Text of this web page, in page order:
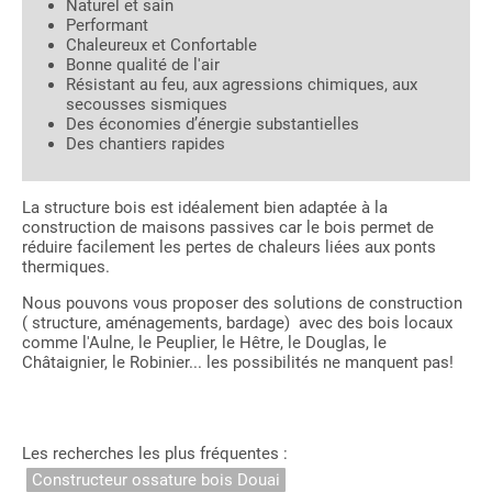
Naturel et sain
Performant
Chaleureux et Confortable
Bonne qualité de l'air
Résistant au feu, aux agressions chimiques, aux
secousses sismiques
Des économies d’énergie substantielles
Des chantiers rapides
La structure bois est idéalement bien adaptée à la
construction de maisons passives car le bois permet de
réduire facilement les pertes de chaleurs liées aux ponts
thermiques.
Nous pouvons vous proposer des solutions de construction
( structure, aménagements, bardage) avec des bois locaux
comme l'Aulne, le Peuplier, le Hêtre, le Douglas, le
Châtaignier, le Robinier... les possibilités ne manquent pas!
Les recherches les plus fréquentes :
Constructeur ossature bois Douai